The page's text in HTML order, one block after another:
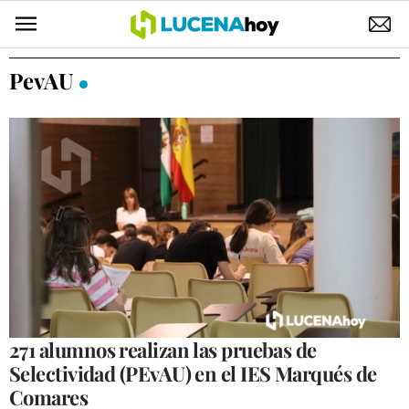
POLÍTICA
ELECCIONES
SUCESOS
ECONOMÍA
DESARROLLO LOCAL
LUCENA EMPRESAS
OCIO
COFRADÍAS
PevAU
271 alumnos realizan las pruebas de
Selectividad (PEvAU) en el IES Marqués de
Comares